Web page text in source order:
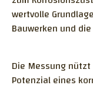
Forschung und
Normen und
Chloridgehalt
Zementgehalt
Frost- und
Spannstähle -
Diverse
wertvolle
Bauwerken und
Die Messung
Potenzial eines